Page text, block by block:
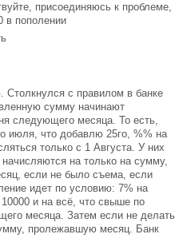
присоединяюсь к проблеме,
в пополении
с правилом в банке
сумму начинают
следующего месяца. То есть,
июля, что добавлю 25го, %% на
только с 1 Августа. У них
на только на сумму,
если не было съема, если
идет по условию: 7% на
и на всё, что свыше по
месяца. Затем если не делать
пролежавшую месяц. Банк